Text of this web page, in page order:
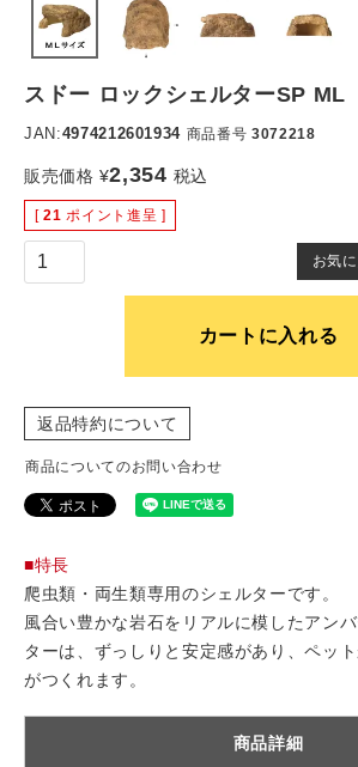
スドー ロックシェルターSP ML
JAN:4974212601934 商品番号 3072218
販売価格 ¥2,354 税込
[ 21 ポイント進呈 ]
お気
カートに入れる
返品特約について
商品についてのお問い合わせ
■特長
爬虫類・両生類専用のシェルターです。
風合い豊かな岩石をリアルに模したアン
ターは、ずっしりと安定感があり、ペッ
がつくれます。
商品詳細